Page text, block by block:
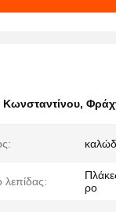
,
λεπίδας:
ρο